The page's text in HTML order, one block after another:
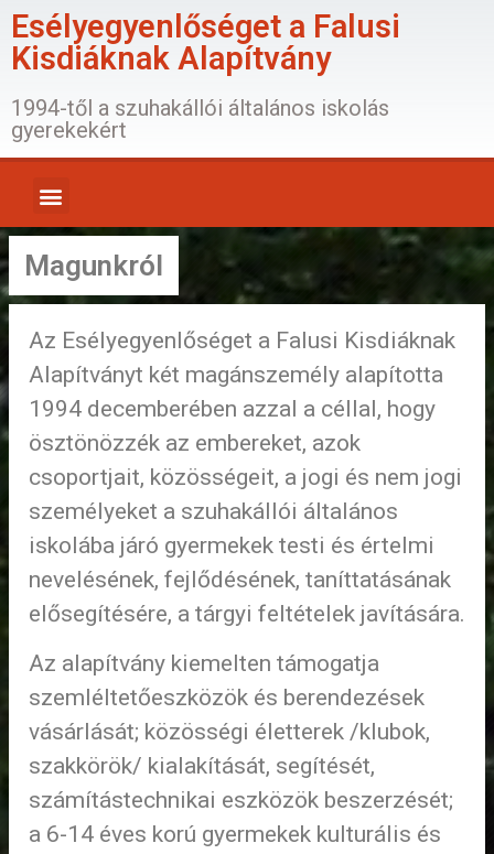
Esélyegyenlőséget a Falusi
Kisdiáknak Alapítvány
1994-től a szuhakállói általános iskolás
gyerekekért
Magunkról
Az Esélyegyenlőséget a Falusi Kisdiáknak
Alapítványt két magánszemély alapította
1994 decemberében azzal a céllal, hogy
ösztönözzék az embereket, azok
csoportjait, közösségeit, a jogi és nem jogi
személyeket a szuhakállói általános
iskolába járó gyermekek testi és értelmi
nevelésének, fejlődésének, taníttatásának
elősegítésére, a tárgyi feltételek javítására.
Az alapítvány kiemelten támogatja
szemléltetőeszközök és berendezések
vásárlását; közösségi életterek /klubok,
szakkörök/ kialakítását, segítését,
számítástechnikai eszközök beszerzését;
a 6-14 éves korú gyermekek kulturális és